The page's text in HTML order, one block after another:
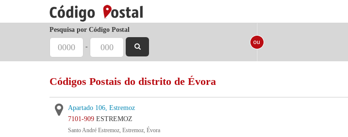
Pesquisa por Código Postal
-
Códigos Postais do distrito de Évora
Apartado 106, Estremoz
7101-909 ESTREMOZ
Santo André Estremoz, Estremoz, Évora